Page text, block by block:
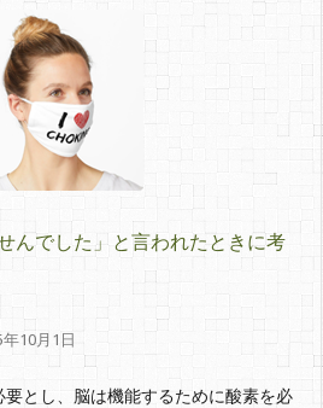
んでした」と言われたときに考
年10月1日
とし、脳は機能するために酸素を必